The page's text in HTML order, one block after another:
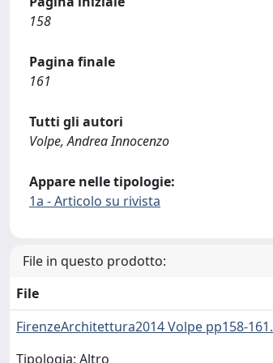
158
Pagina finale
161
Tutti gli autori
Volpe, Andrea Innocenzo
Appare nelle tipologie:
1a - Articolo su rivista
File in questo prodotto:
File
FirenzeArchitettura2014 Volpe pp158-
Tipologia: Altro